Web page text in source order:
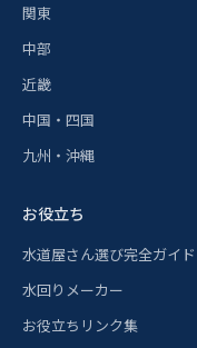
関東
中部
近畿
中国・四国
九州・沖縄
お役立ち
水道屋さん選び完全ガイド
水回りメーカー
お役立ちリンク集